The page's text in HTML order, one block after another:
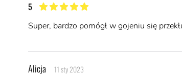
5
5 z 5 gwiazdek
Super, bardzo pomógł w gojeniu się
Alicja 11 sty 2023